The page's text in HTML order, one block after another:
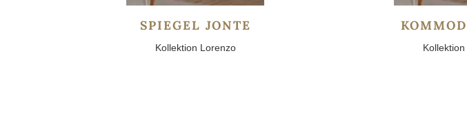
SPIEGEL JONTE
Kollektion Lorenzo